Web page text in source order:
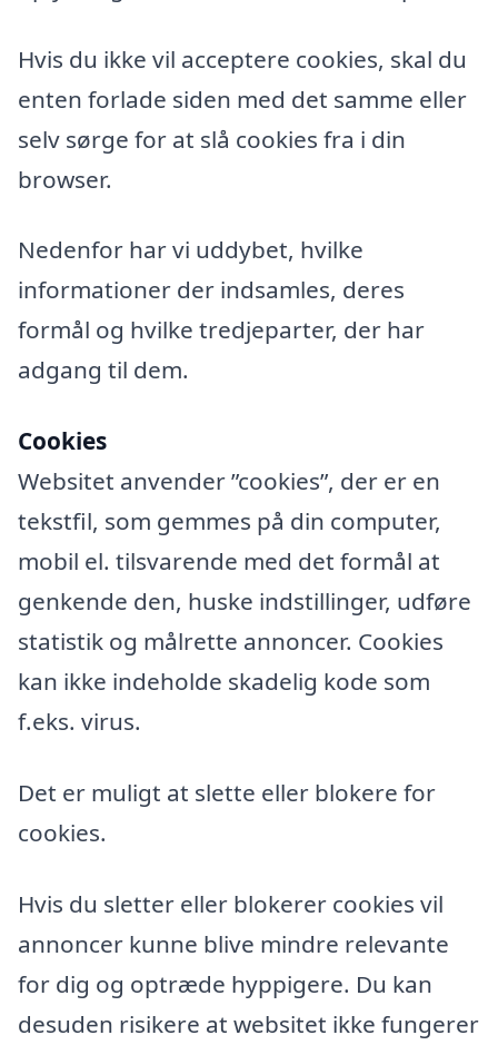
Hvis du ikke vil acceptere cookies, skal du
enten forlade siden med det samme eller
selv sørge for at slå cookies fra i din
browser.
Nedenfor har vi uddybet, hvilke
informationer der indsamles, deres
formål og hvilke tredjeparter, der har
adgang til dem.
Cookies
Websitet anvender ”cookies”, der er en
tekstfil, som gemmes på din computer,
mobil el. tilsvarende med det formål at
genkende den, huske indstillinger, udføre
statistik og målrette annoncer. Cookies
kan ikke indeholde skadelig kode som
f.eks. virus.
Det er muligt at slette eller blokere for
cookies.
Hvis du sletter eller blokerer cookies vil
annoncer kunne blive mindre relevante
for dig og optræde hyppigere. Du kan
desuden risikere at websitet ikke fungerer